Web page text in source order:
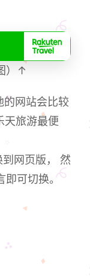
）↑
的网站会比较
天旅游最便
网页版， 然
即可切换。